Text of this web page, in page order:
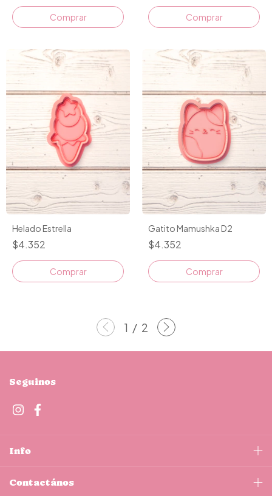
Comprar Comprar
Helado Estrella
$4.352
Comprar
Gatito Mamushka D2
$4.352
Comprar
1 / 2
Seguinos
Info
Contactános